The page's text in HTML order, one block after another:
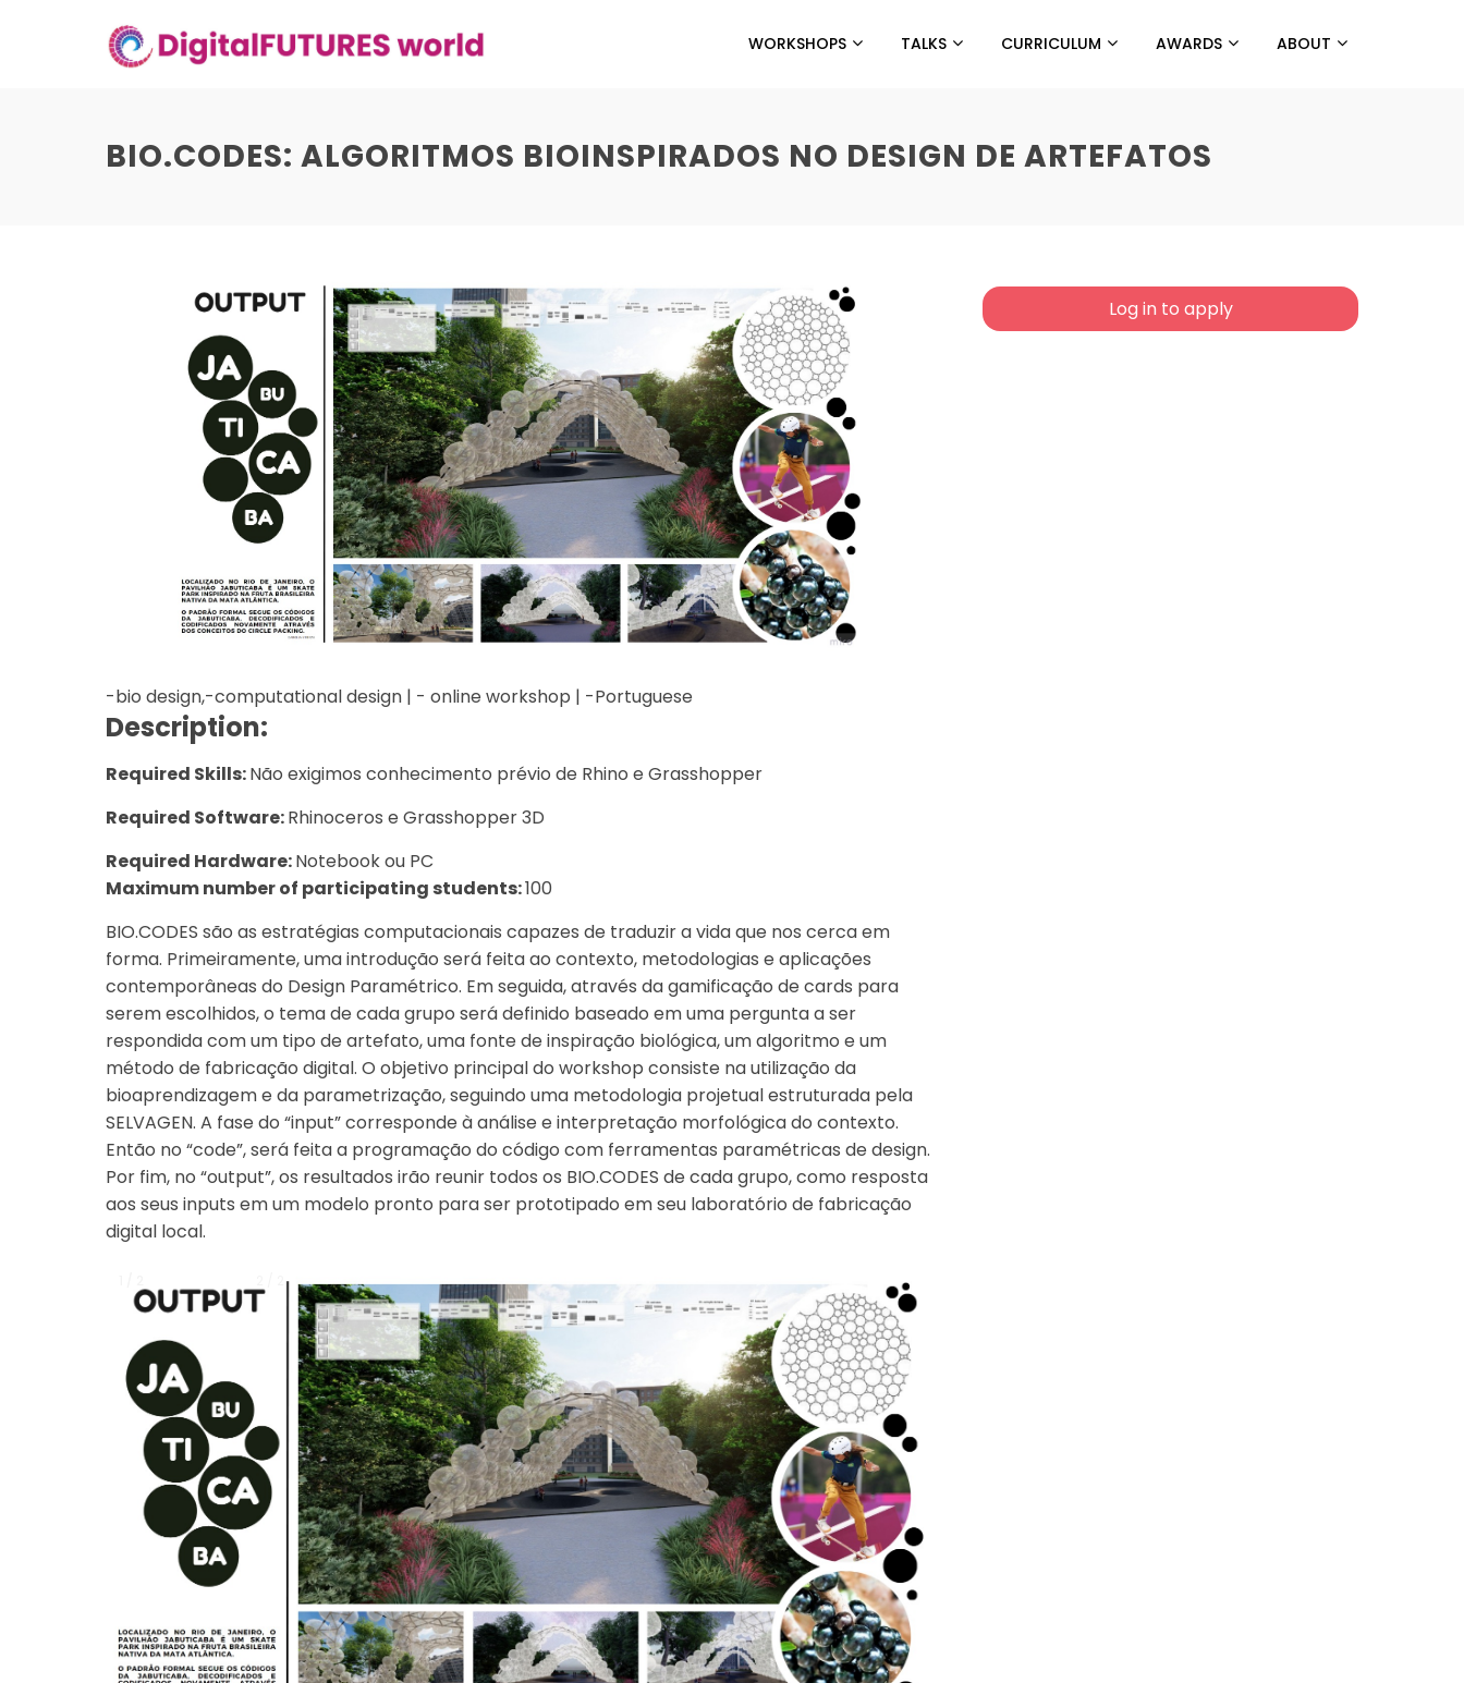
WORKSHOPS TALKS CURRICULUM AWARDS ABOUT
BIO.CODES: ALGORITMOS BIOINSPIRADOS NO DESIGN DE ARTEFATOS
-bio design,-computational design | - online workshop | -Portuguese
Description:
Required Skills:Não exigimos conhecimento prévio de Rhino e Grasshopper
Required Software:Rhinoceros e Grasshopper 3D
Required Hardware:Notebook ou PC
Maximum number of participating students:100
BIO.CODES são as estratégias computacionais capazes de traduzir a vida que nos cerca em
forma. Primeiramente, uma introdução será feita ao contexto, metodologias e aplicações
contemporâneas do Design Paramétrico. Em seguida, através da gamificação de cards para
serem escolhidos, o tema de cada grupo será definido baseado em uma pergunta a ser
respondida com um tipo de artefato, uma fonte de inspiração biológica, um algoritmo e um
método de fabricação digital. O objetivo principal do workshop consiste na utilização da
bioaprendizagem e da parametrização, seguindo uma metodologia projetual estruturada pela
SELVAGEN. A fase do “input” corresponde à análise e interpretação morfológica do contexto.
Então no “code”, será feita a programação do código com ferramentas paramétricas de design.
Por fim, no “output”, os resultados irão reunir todos os BIO.CODES de cada grupo, como resposta
aos seus inputs em um modelo pronto para ser prototipado em seu laboratório de fabricação
digital local.
Log in to apply